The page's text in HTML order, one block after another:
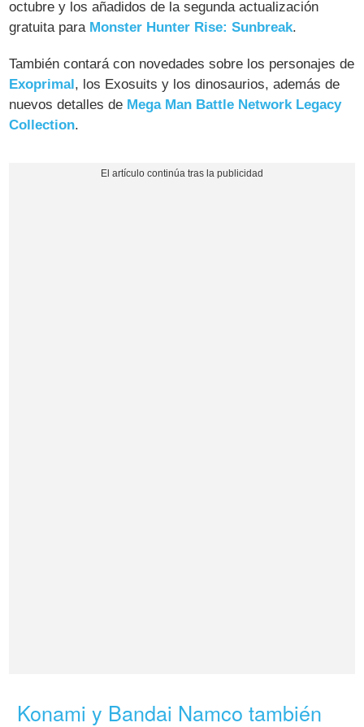
octubre y los añadidos de la segunda actualización
gratuita para Monster Hunter Rise: Sunbreak.
También contará con novedades sobre los personajes de
Exoprimal , los Exosuits y los dinosaurios, además de
nuevos detalles de Mega Man Battle Network Legacy
Collection.
Konami y Bandai Namco también